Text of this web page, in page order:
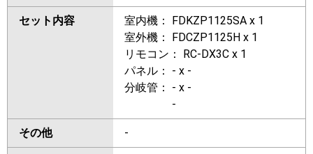
セット内容
室内機： FDKZP1125SA x 1
室外機： FDCZP1125H x 1
リモコン： RC-DX3C x 1
パネル： - x -
分岐管： - x -
-
その他 -